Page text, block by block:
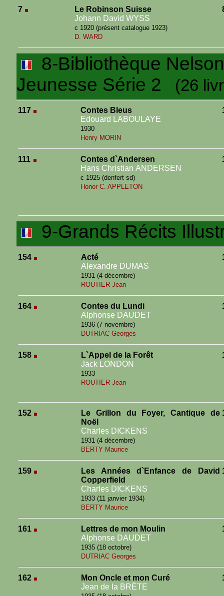
7
Le Robinson Suisse
Johann David WYSS
c 1920 (présent catalogue 1923)
D. WARD
8-Bibliothèque
Jeunesse Série 2 (26
117
Contes Bleus
Edouard LABOULAYE
1930
Henry MORIN
111
Contes d`Andersen
Hans Christian ANDERSEN
c 1925 (denfert sd)
Honor C. APPLETON
9-Grands Récits
154
Acté
Alexandre DUMAS
1931 (4 décembre)
ROUTIER Jean
164
Contes du Lundi
Alphonse DAUDET
1936 (7 novembre)
DUTRIAC Georges
158
L`Appel de la Forêt
Jack LONDON
1933
ROUTIER Jean
152
Le Grillon du Foyer, Cantique de
Noël
Charles DICKENS
1931 (4 décembre)
BERTY Maurice
159
Les Années d`Enfance de David
Copperfield
Charles DICKENS
1933 (11 janvier 1934)
BERTY Maurice
161
Lettres de mon Moulin
Alphonse DAUDET
1935 (18 octobre)
DUTRIAC Georges
162
Mon Oncle et mon Curé
Jean de la BRÈTE